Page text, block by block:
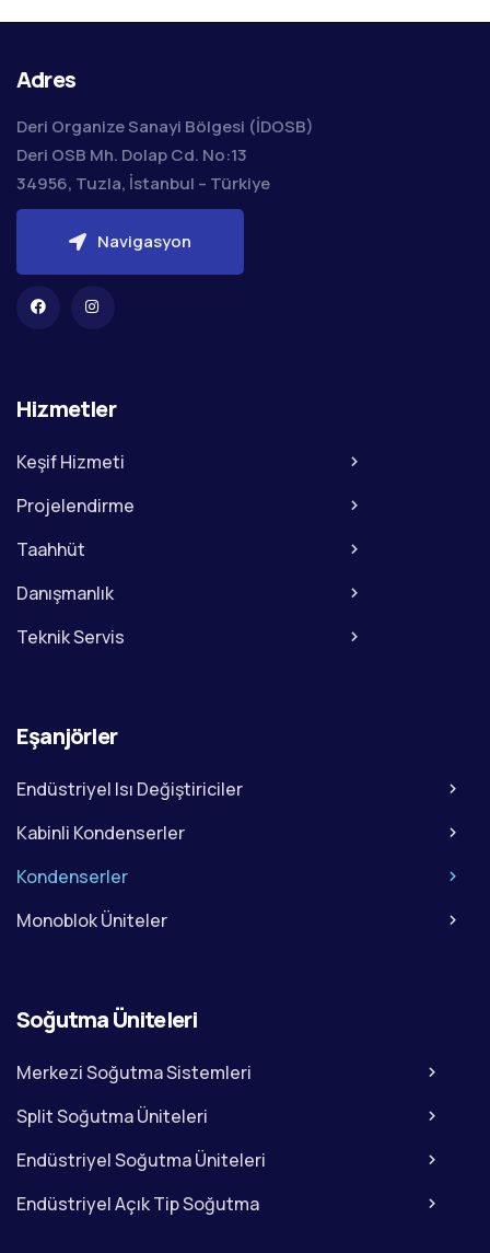
Adres
Deri Organize Sanayi Bölgesi (İDOSB)
Deri OSB Mh. Dolap Cd. No:13
34956, Tuzla, İstanbul – Türkiye
Navigasyon
Hizmetler
Keşif Hizmeti
Projelendirme
Taahhüt
Danışmanlık
Teknik Servis
Eşanjörler
Endüstriyel Isı Değiştiriciler
Kabinli Kondenserler
Kondenserler
Monoblok Üniteler
Soğutma Üniteleri
Merkezi Soğutma Sistemleri
Split Soğutma Üniteleri
Endüstriyel Soğutma Üniteleri
Endüstriyel Açık Tip Soğutma